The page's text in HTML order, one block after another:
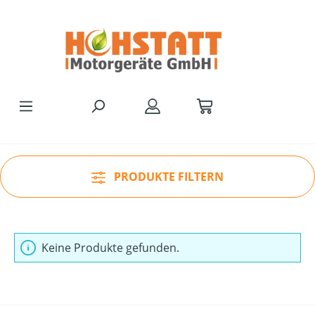
PRODUKTE FILTERN
Keine Produkte gefunden.